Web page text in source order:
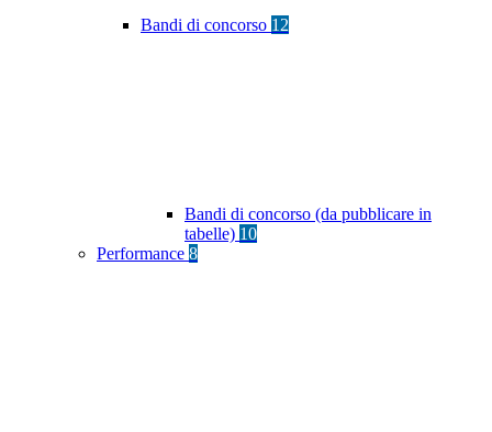
Bandi di concorso 12
Bandi di concorso (da pubblicare in
tabelle) 10
Performance 8